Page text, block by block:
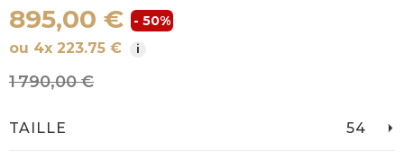
895,00 € - 50%
ou 4x 223.75 € i
1 790,00 €
TAILLE 54